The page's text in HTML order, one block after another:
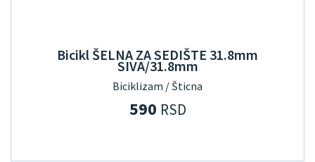
Bicikl ŠELNA ZA SEDIŠTE 31.8mm
SIVA/31.8mm
Biciklizam / Šticna
590 RSD